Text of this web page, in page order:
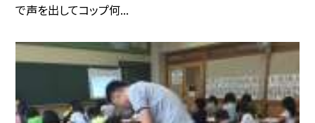
で声を出してコップ何...